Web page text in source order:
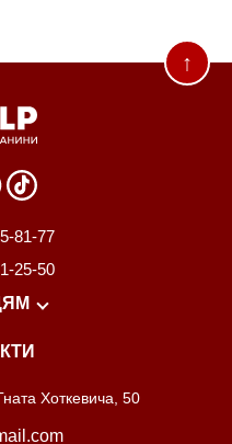
81-77
25-50
Хоткевича, 50
↑